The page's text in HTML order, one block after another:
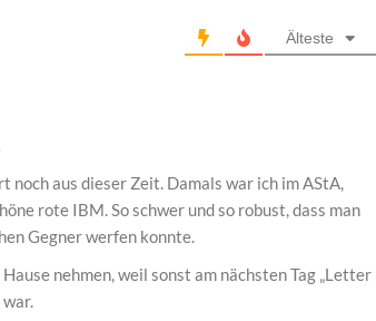
Älteste
noch aus dieser Zeit. Damals war ich im AStA,
rote IBM. So schwer und so robust, dass man
Gegner werfen konnte.
nehmen, weil sonst am nächsten Tag „Letter